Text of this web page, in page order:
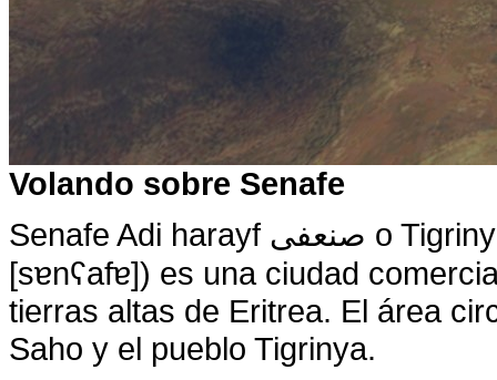
Volando sobre Senafe
Senafe Adi harayf صنعفى o Tigrinya: ሰንዓፈ Pronunciación de Tigrinya:
[sɐnʕafɐ]) es una ciudad
tierras altas de Eritrea. El área
Saho y el pueblo Tigrinya.